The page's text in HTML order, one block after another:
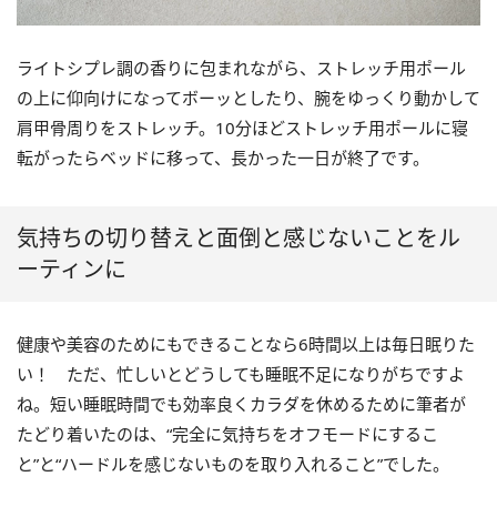
ライトシプレ調の香りに包まれながら、ストレッチ用ポール
の上に仰向けになってボーッとしたり、腕をゆっくり動かして
肩甲骨周りをストレッチ。10分ほどストレッチ用ポールに寝
転がったらベッドに移って、長かった一日が終了です。
気持ちの切り替えと面倒と感じないことをル
ーティンに
健康や美容のためにもできることなら6時間以上は毎日眠りた
い！ ただ、忙しいとどうしても睡眠不足になりがちですよ
ね。短い睡眠時間でも効率良くカラダを休めるために筆者が
たどり着いたのは、“完全に気持ちをオフモードにするこ
と”と“ハードルを感じないものを取り入れること”でした。